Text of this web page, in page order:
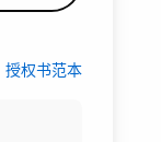
授权书范本